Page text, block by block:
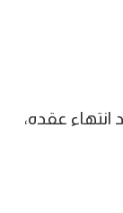
انتهاء عقده،